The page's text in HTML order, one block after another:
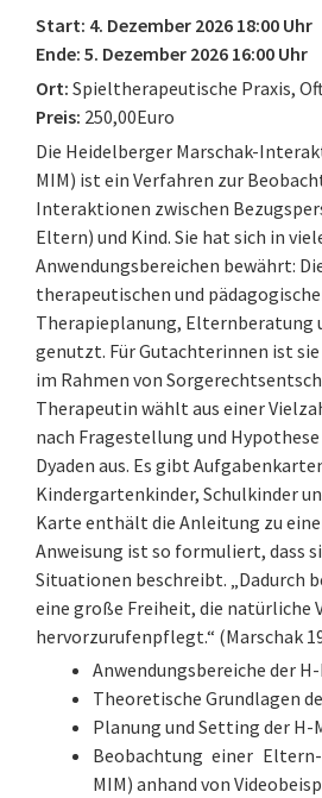
Start: 4. Dezember 2026 18:00 Uhr
Ende: 5. Dezember 2026 16:00 Uhr
Ort: Spieltherapeutische Praxis,
Preis: 250,00Euro
Die Heidelberger Marschak-
MIM) ist ein Verfahren zur
Interaktionen zwischen
Eltern) und Kind. Sie hat sich in
Anwendungsbereichen bewährt:
therapeutischen und
Therapieplanung, Elternberatung
genutzt. Für Gutachterinnen ist
im Rahmen von
Therapeutin wählt aus einer
nach Fragestellung und
Dyaden aus. Es gibt
Kindergartenkinder, Schulkinder
Karte enthält die Anleitung zu
Anweisung ist so formuliert, dass
Situationen beschreibt. „Dadurch
eine große Freiheit, die natürliche
hervorzurufenpflegt.“ (Marschak
Anwendungsbereiche der H-
Theoretische Grundlagen
Planung und Setting der H-
Beobachtung einer
MIM) anhand von